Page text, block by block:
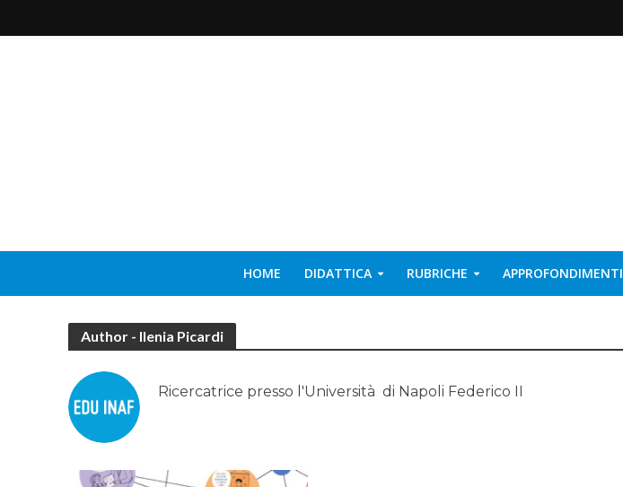
HOME DIDATTICA RUBRICHE APPROFONDIMENTI
Author - Ilenia Picardi
Ricercatrice presso l'Università di Napoli Federico II